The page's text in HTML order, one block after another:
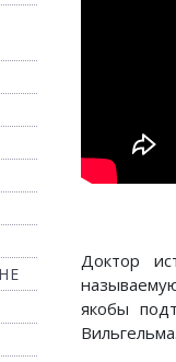
Доктор
якобы